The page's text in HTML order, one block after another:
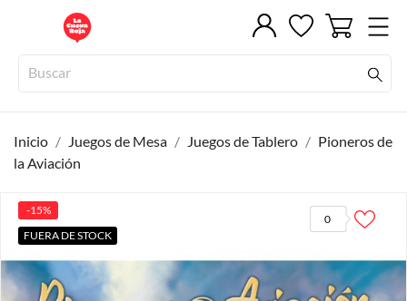
Inicio Juegos de Mesa Juegos de Tablero
Pioneros de
la Aviación
0
-15%
FUERA DE STOCK